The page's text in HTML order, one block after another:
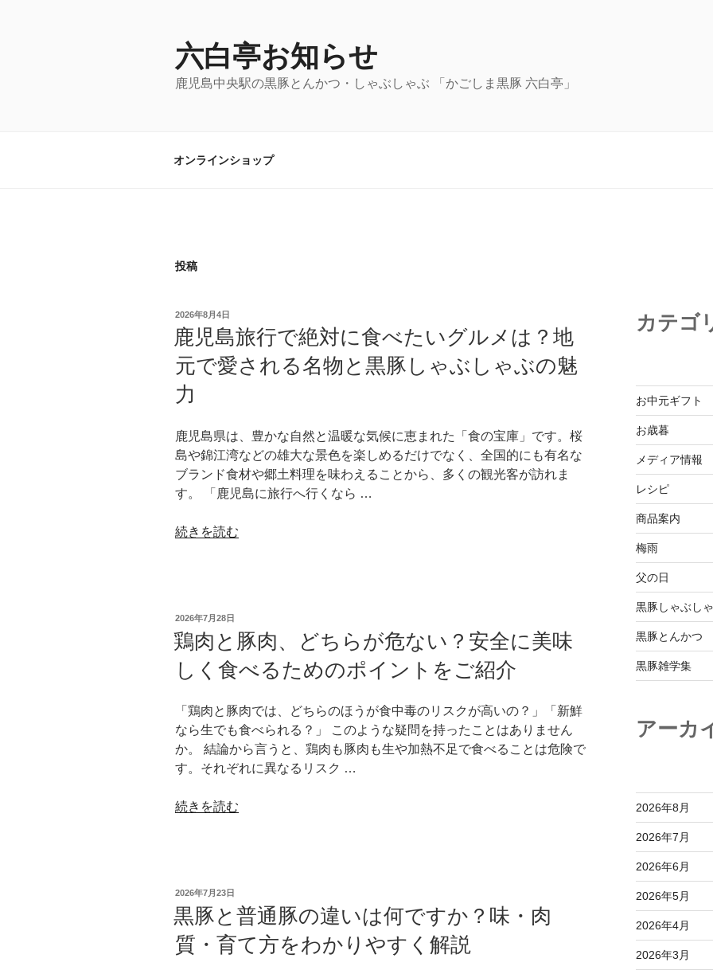
六白亭お知らせ
鹿児島中央駅の黒豚とんかつ・しゃぶしゃぶ 「かごしま黒豚 六白亭」
オンラインショップ
投稿
投
稿
日:
2026年8月4日
鹿児島旅行で絶対に食べたいグルメは？地
元で愛される名物と黒豚しゃぶしゃぶの魅
力
鹿児島県は、豊かな自然と温暖な気候に恵まれた「食の宝庫」です。桜
島や錦江湾などの雄大な景色を楽しめるだけでなく、全国的にも有名な
ブランド食材や郷土料理を味わえることから、多くの観光客が訪れま
す。 「鹿児島に旅行へ行くなら …
“鹿
絶
対
に
食
べ
た
い
グ
ル
メ
で
愛
さ
れ
続きを読む
投
稿
日:
2026年7月28日
鶏肉と豚肉、どちらが危ない？安全に美味
しく食べるためのポイントをご紹介
「鶏肉と豚肉では、どちらのほうが食中毒のリスクが高いの？」「新鮮
なら生でも食べられる？」 このような疑問を持ったことはありません
か。 結論から言うと、鶏肉も豚肉も生や加熱不足で食べることは危険で
す。それぞれに異なるリスク …
“鶏
ち
ら
が
続きを読む
投
稿
日:
2026年7月23日
黒豚と普通豚の違いは何ですか？味・肉
質・育て方をわかりやすく解説
カテゴ
お中元ギフト
お歳暮
メディア情報
レシピ
商品案内
梅雨
父の日
黒豚しゃぶし
黒豚とんかつ
黒豚雑学集
アーカ
2026年8月
2026年7月
2026年6月
2026年5月
2026年4月
2026年3月